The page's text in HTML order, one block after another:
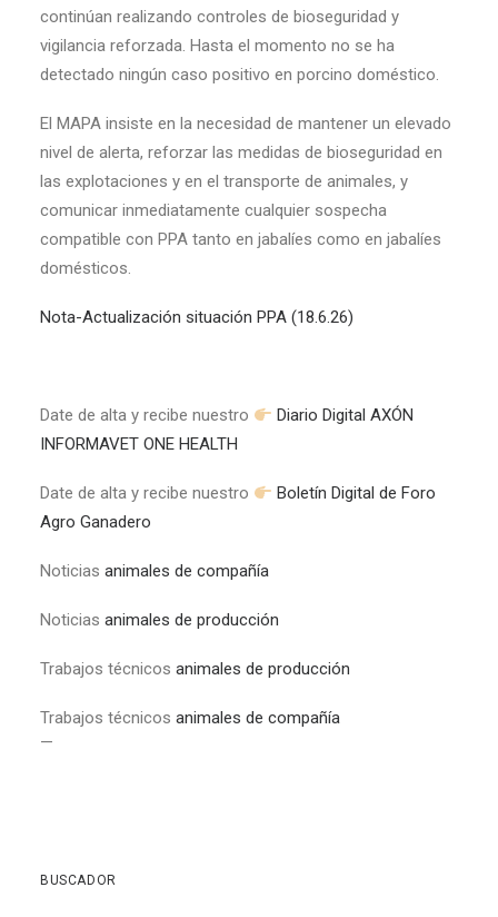
continúan realizando controles de bioseguridad y
vigilancia reforzada. Hasta el momento no se ha
detectado ningún caso positivo en porcino doméstico.
El MAPA insiste en la necesidad de mantener un elevado
nivel de alerta, reforzar las medidas de bioseguridad en
las explotaciones y en el transporte de animales, y
comunicar inmediatamente cualquier sospecha
compatible con PPA tanto en jabalíes como en jabalíes
domésticos.
Nota-Actualización situación PPA (18.6.26)
Date de alta y recibe nuestro
Diario Digital AXÓN
INFORMAVET ONE HEALTH
Date de alta y recibe nuestro
Boletín Digital de Foro
Agro Ganadero
Noticias animales de compañía
Noticias animales de producción
Trabajos técnicos animales de producción
Trabajos técnicos animales de compañía
—
BUSCADOR